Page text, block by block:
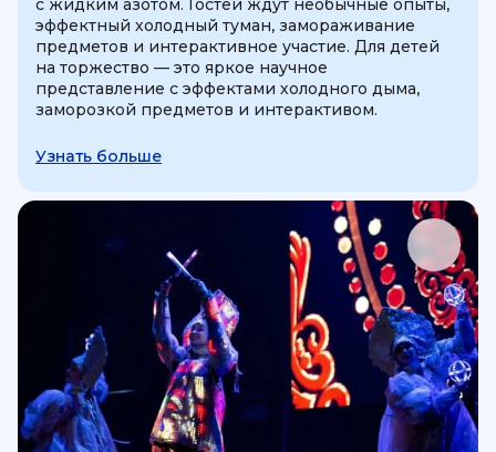
с жидким азотом. Гостей ждут необычные опыты,
эффектный холодный туман, замораживание
предметов и интерактивное участие. Для детей
на торжество — это яркое научное
представление с эффектами холодного дыма,
заморозкой предметов и интерактивом.
Узнать больше